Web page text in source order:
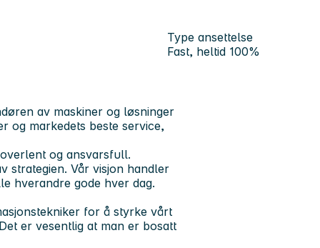
Type ansettelse
Fast, heltid 100%
av maskiner og løsninger
og markedets beste service,
og ansvarsfull.
strategien. Vår visjon handler
hverandre gode hver dag.
for å styrke vårt
er vesentlig at man er bosatt